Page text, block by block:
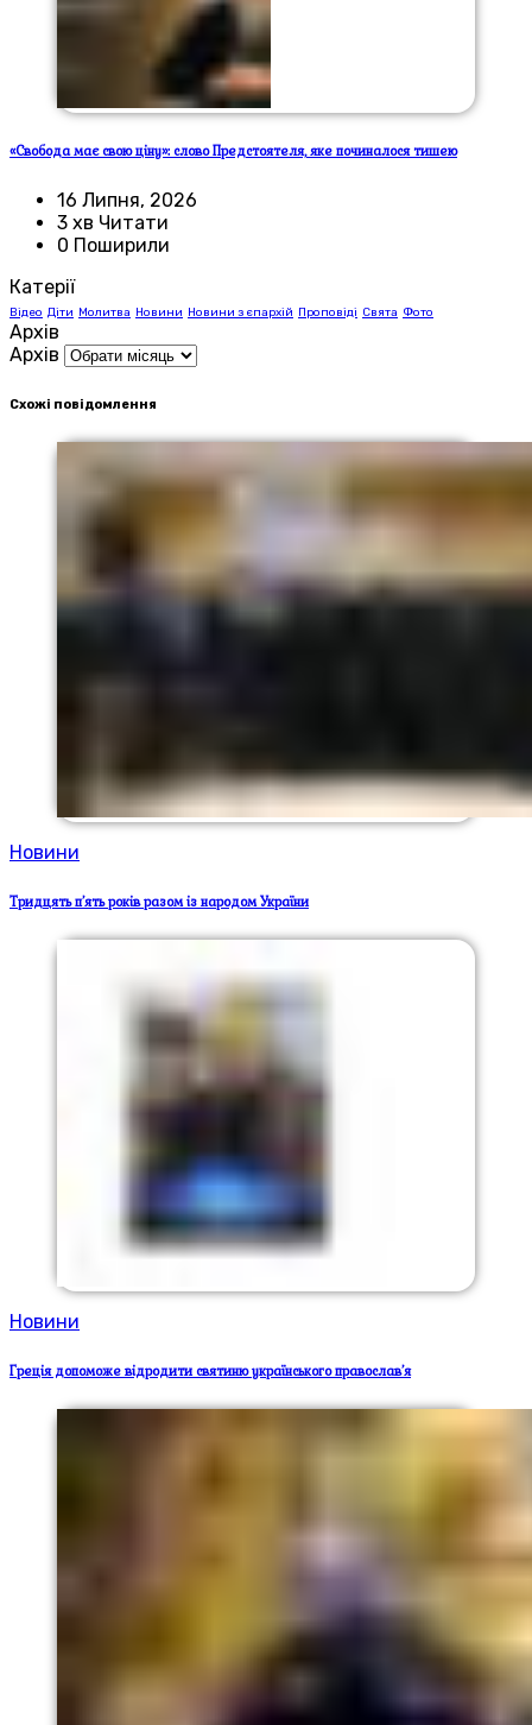
«Свобода має свою ціну»: слово Предстоятеля, яке починалося тишею
16 Липня, 2026
3 хв Читати
0 Поширили
Катерії
Відео Діти Молитва Новини Новини з єпархій Проповіді Свята Фото
Архів
Архів
Схожі повідомлення
Новини
Тридцять п’ять років разом із народом України
Новини
Греція допоможе відродити святиню українського православ’я